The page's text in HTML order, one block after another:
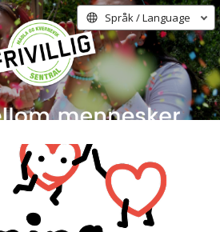
Språk / Language